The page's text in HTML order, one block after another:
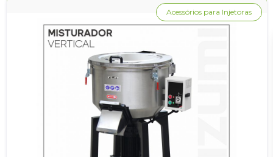
Acessórios para Injetoras